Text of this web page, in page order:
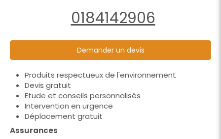
0184142906
Demander un devis
Produits respectueux de l'environnement
Devis gratuit
Etude et conseils personnalisés
Intervention en urgence
Déplacement gratuit
Assurances